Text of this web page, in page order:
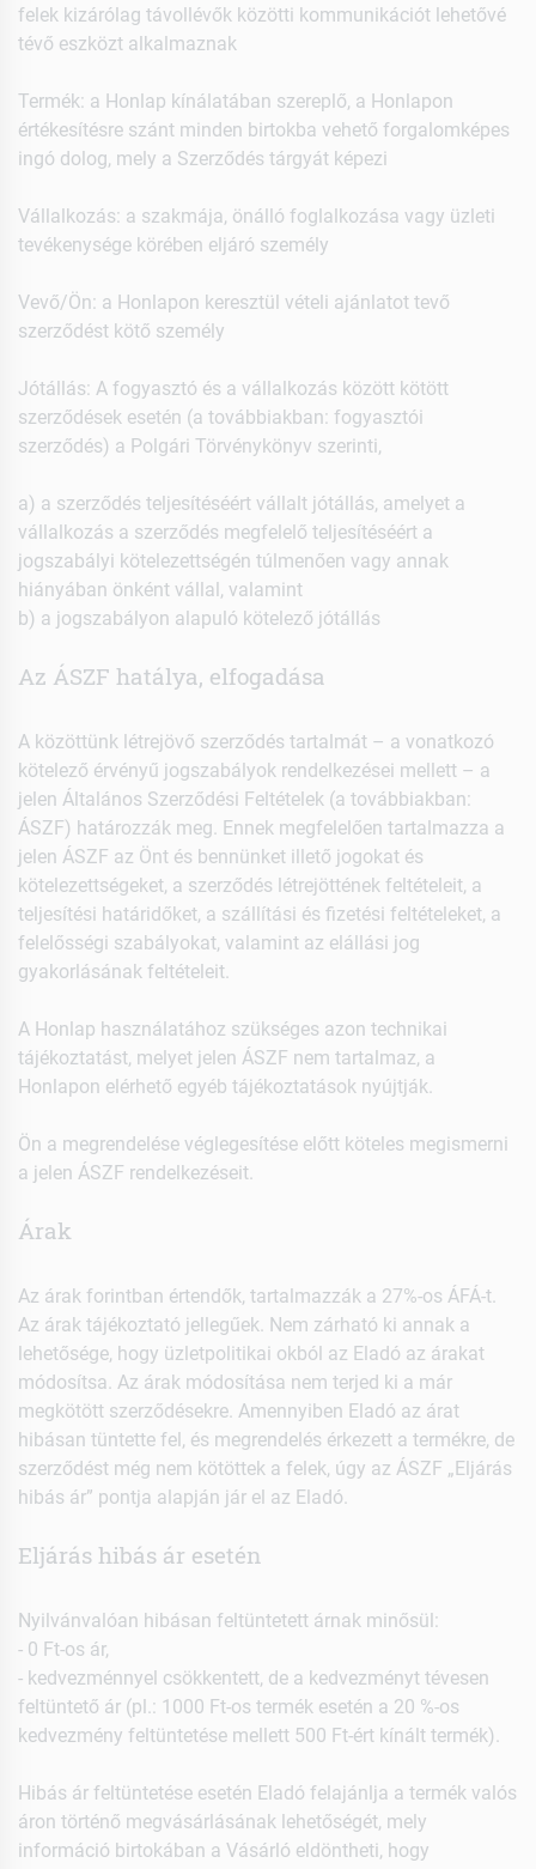
felek kizárólag távollévők közötti kommunikációt lehetővé
tévő eszközt alkalmaznak
Termék: a Honlap kínálatában szereplő, a Honlapon
értékesítésre szánt minden birtokba vehető forgalomképes
ingó dolog, mely a Szerződés tárgyát képezi
Vállalkozás: a szakmája, önálló foglalkozása vagy üzleti
tevékenysége körében eljáró személy
Vevő/Ön: a Honlapon keresztül vételi ajánlatot tevő
szerződést kötő személy
Jótállás: A fogyasztó és a vállalkozás között kötött
szerződések esetén (a továbbiakban: fogyasztói
szerződés) a Polgári Törvénykönyv szerinti,
a) a szerződés teljesítéséért vállalt jótállás, amelyet a
vállalkozás a szerződés megfelelő teljesítéséért a
jogszabályi kötelezettségén túlmenően vagy annak
hiányában önként vállal, valamint
b) a jogszabályon alapuló kötelező jótállás
Az ÁSZF hatálya, elfogadása
A közöttünk létrejövő szerződés tartalmát – a vonatkozó
kötelező érvényű jogszabályok rendelkezései mellett – a
jelen Általános Szerződési Feltételek (a továbbiakban:
ÁSZF) határozzák meg. Ennek megfelelően tartalmazza a
jelen ÁSZF az Önt és bennünket illető jogokat és
kötelezettségeket, a szerződés létrejöttének feltételeit, a
teljesítési határidőket, a szállítási és fizetési feltételeket, a
felelősségi szabályokat, valamint az elállási jog
gyakorlásának feltételeit.
A Honlap használatához szükséges azon technikai
tájékoztatást, melyet jelen ÁSZF nem tartalmaz, a
Honlapon elérhető egyéb tájékoztatások nyújtják.
Ön a megrendelése véglegesítése előtt köteles megismerni
a jelen ÁSZF rendelkezéseit.
Árak
Az árak forintban értendők, tartalmazzák a 27%-os ÁFÁ-t.
Az árak tájékoztató jellegűek. Nem zárható ki annak a
lehetősége, hogy üzletpolitikai okból az Eladó az árakat
módosítsa. Az árak módosítása nem terjed ki a már
megkötött szerződésekre. Amennyiben Eladó az árat
hibásan tüntette fel, és megrendelés érkezett a termékre, de
szerződést még nem kötöttek a felek, úgy az ÁSZF „Eljárás
hibás ár” pontja alapján jár el az Eladó.
Eljárás hibás ár esetén
Nyilvánvalóan hibásan feltüntetett árnak minősül:
- 0 Ft-os ár,
- kedvezménnyel csökkentett, de a kedvezményt tévesen
feltüntető ár (pl.: 1000 Ft-os termék esetén a 20 %-os
kedvezmény feltüntetése mellett 500 Ft-ért kínált termék).
Hibás ár feltüntetése esetén Eladó felajánlja a termék valós
áron történő megvásárlásának lehetőségét, mely
információ birtokában a Vásárló eldöntheti, hogy